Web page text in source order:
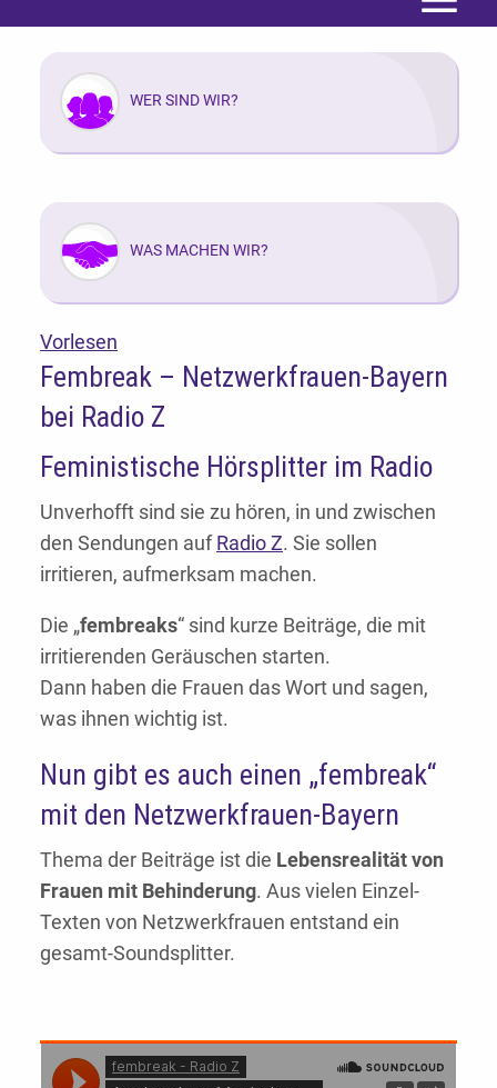
Menü
WER SIND WIR?
WAS MACHEN WIR?
Vorlesen
Fembreak – Netzwerkfrauen-Bayern
bei Radio Z
Feministische Hörsplitter im Radio
Unverhofft sind sie zu hören, in und zwischen
den Sendungen aufRadio Z. Sie sollen
irritieren, aufmerksam machen.
Die „fembreaks“ sind kurze Beiträge, die mit
irritierenden Geräuschen starten.
Dann haben die Frauen das Wort und sagen,
was ihnen wichtig ist.
Nun gibt es auch einen „fembreak“
mit den Netzwerkfrauen-Bayern
Thema der Beiträge ist die Lebensrealität von
Frauen mit Behinderung. Aus vielen Einzel-
Texten von Netzwerkfrauen entstand ein
gesamt-Soundsplitter.